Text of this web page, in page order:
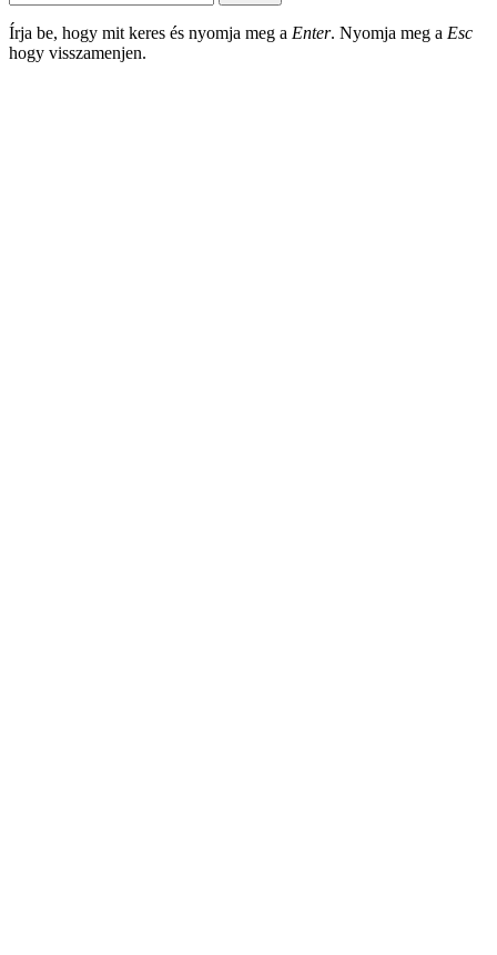
Írja be, hogy mit keres és nyomja meg a Enter. Nyomja meg a Esc
hogy visszamenjen.